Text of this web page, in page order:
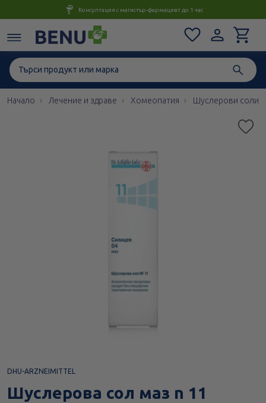
Консултация с магистър-фармацевт до 1 час
Начало Лечение и здраве Хомеопатия Шуслерови соли
DHU-ARZNEIMITTEL
Шуслерова сол маз n 11